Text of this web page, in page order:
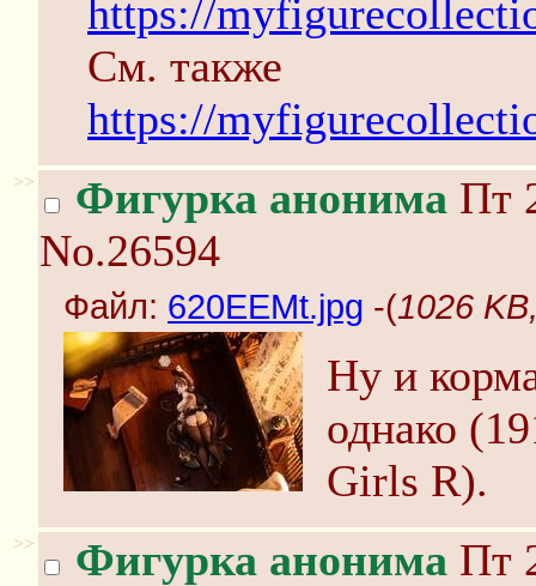
https://
См. также
https://
>> Фигурка анонима Пт
No.26594
Файл: 620EEMt.jpg -(1026
Ну и
однако
Girls R).
>> Фигурка анонима Пт